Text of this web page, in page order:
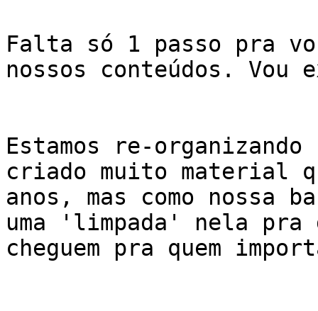
Falta só 1 passo pra
nossos conteúdos. Vou
Estamos re-organizando
criado muito material
anos, mas como nossa
uma 'limpada' nela pra
cheguem pra quem